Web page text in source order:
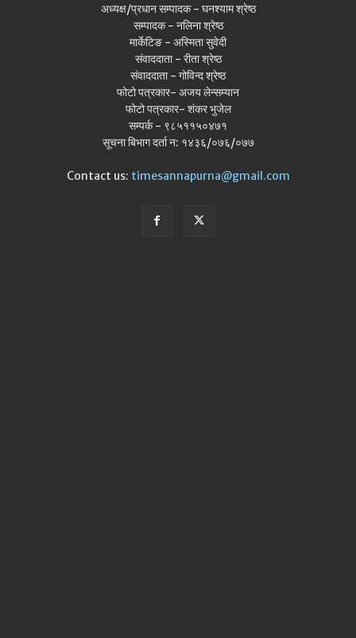
अध्यक्ष/प्रधान सम्पादक - घनश्याम श्रेष्ठ
सम्पादक - नलिना श्रेष्ठ
मार्केटिङ - अस्मिता सुवेदी
संवाददाता - रीता श्रेष्ठ
संवाददाता - गोविन्द श्रेष्ठ
फोटो पत्रकार- अजय लेन्सम्यान
फोटो पत्रकार- शंकर भुजेल
सम्पर्क - ९८५११५०४७१
सूचना बिभाग दर्ता न: १४३६/०७६/०७७
Contact us: timesannapurna@gmail.com